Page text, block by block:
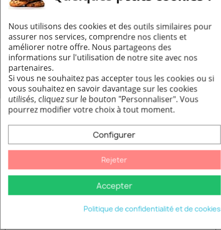
bravo très beau matériel
Produits de la même marque :
Nous utilisons des cookies et des outils similaires pour
assurer nos services, comprendre nos clients et
améliorer notre offre. Nous partageons des
informations sur l'utilisation de notre site avec nos
partenaires.
Si vous ne souhaitez pas accepter tous les cookies ou si
vous souhaitez en savoir davantage sur les cookies
utilisés, cliquez sur le bouton "Personnaliser".Vous
pourrez modifier votre choix à tout moment.
Configurer
Rejeter
Accepter
Politique de confidentialité et de cookies